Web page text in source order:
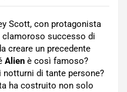
Scott, con protagonista
clamoroso successo di
creare un precedente
Alien è così famoso?
notturni di tante persone?
ha costruito non solo